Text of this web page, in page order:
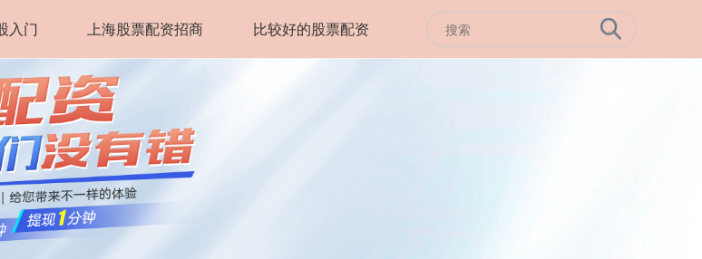
入门 上海股票配资招商 比较好的股票配资